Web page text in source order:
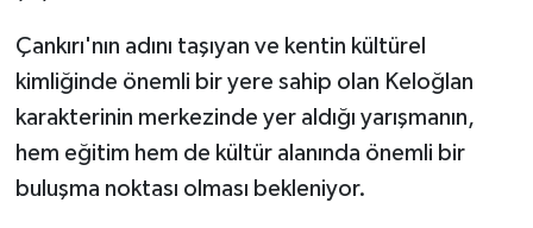
Çankırı'nın adını taşıyan ve kentin kültürel
kimliğinde önemli bir yere sahip olan Keloğlan
karakterinin merkezinde yer aldığı yarışmanın,
hem eğitim hem de kültür alanında önemli bir
buluşma noktası olması bekleniyor.